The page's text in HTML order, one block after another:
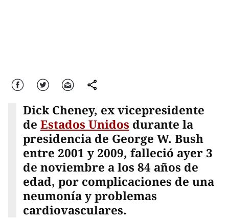
Facebook Twitter Correo comparte
Dick Cheney, ex vicepresidente
de Estados Unidos durante la
presidencia de George W. Bush
entre 2001 y 2009, falleció ayer 3
de noviembre a los 84 años de
edad, por complicaciones de una
neumonía y problemas
cardiovasculares.